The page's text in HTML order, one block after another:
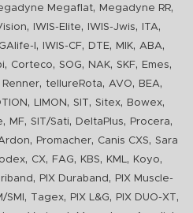
Megaflat, Megadyne RR,
, IWIS-Elite, IWIS-Jwis, ITA,
I , IWIS-CF, DTE, MIK, ABA,
, Corteco, SOG, NAK, SKF, Emes,
Renner, tellureRota, AVO, BEA,
, LIMON , SIT, Sitex, Bowex,
, MF, SIT/Sati, DeltaPlus, Procera,
, Promacher, Canis CXS, Sara
, CX, FAG, KBS, KML, Koyo,
, PIX Duraband ,
PIX Muscle-
SMI , Tagex, PIX L&G, PIX DUO-XT,